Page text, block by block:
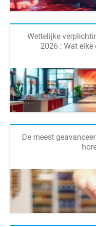
Wettelijke
2026 : Wat
De meest